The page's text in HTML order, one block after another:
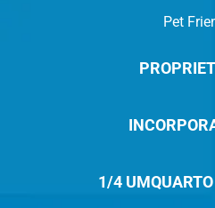
Pet
1/4